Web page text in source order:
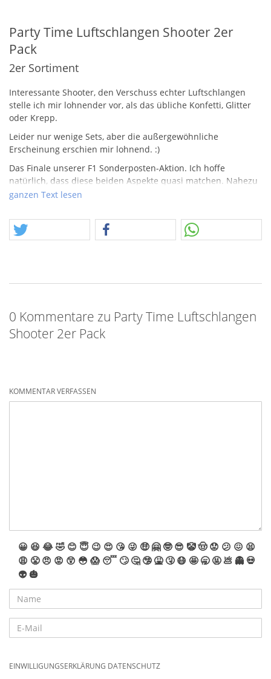
Party Time Luftschlangen Shooter 2er
Pack
2er Sortiment
Interessante Shooter, den Verschuss echter Luftschlangen
stelle ich mir lohnender vor, als das übliche Konfetti, Glitter
oder Krepp.
Leider nur wenige Sets, aber die außergewöhnliche
Erscheinung erschien mir lohnend. :)
Das Finale unserer F1 Sonderposten-Aktion. Ich hoffe
natürlich, dass diese beiden Aspekte quasi matchen. Nahezu
2 Monate habe ich täglich im Lager verbracht, jeden Artikel,
Möglichkeiten entwickelt. Das es nun zeitlich nur noch für
einen Part im Rahmen der Sommeraktion reicht, ist Teil des
intensiven Aufwands, der diesen Posten ausmachte.
ganzen Text lesen
0 Kommentare zu Party Time Luftschlangen
Shooter 2er Pack
KOMMENTAR VERFASSEN
😀 😆 😂🤣 😊 😇 😉 😍 😘 😜 🤑 🤗 🤓 😎 🤡🤠 😟 😕 😖 😫
😩 😤 😠 😡 😲 😳 😱 😴 🙄 🤔 🤥 🤮 🤧 😷 🤩 🥱 🤬 💩 👻 💀
👽 🎃
EINWILLIGUNGSERKLÄRUNG DATENSCHUTZ